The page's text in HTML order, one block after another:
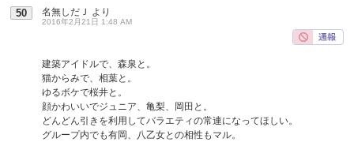
50 名無しだＪ より
2016年2月21日 1:48 AM
建築アイドルで、森泉と。
猫からみで、相葉と。
ゆるボケで桜井と。
顔かわいいでジュニア、亀梨、岡田と。
どんどん引きを利用してバラエティの常連になってほしい。
グループ内でも有岡、八乙女との相性もマル。